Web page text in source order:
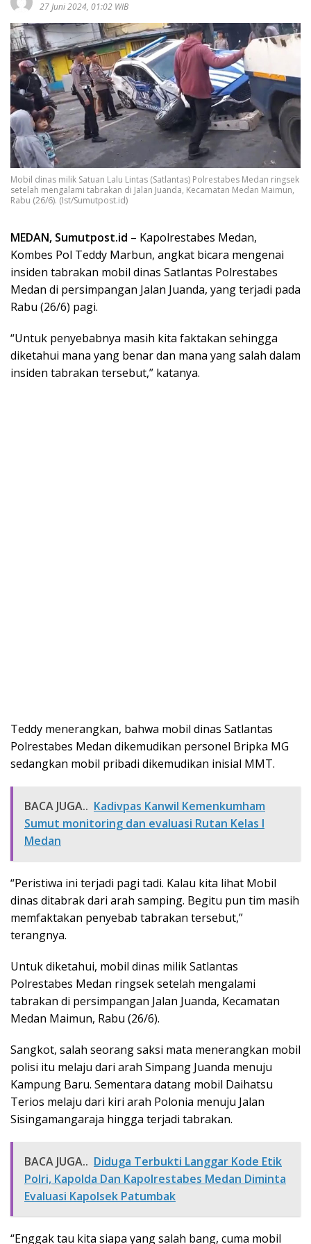
27 Juni 2024, 01:02 WIB
Mobil dinas milik Satuan Lalu Lintas (Satlantas) Polrestabes Medan ringsek
setelah mengalami tabrakan di Jalan Juanda, Kecamatan Medan Maimun,
Rabu (26/6). (Ist/Sumutpost.id)
MEDAN, Sumutpost.id – Kapolrestabes Medan,
Kombes Pol Teddy Marbun, angkat bicara mengenai
insiden tabrakan mobil dinas Satlantas Polrestabes
Medan di persimpangan Jalan Juanda, yang terjadi pada
Rabu (26/6) pagi.
“Untuk penyebabnya masih kita faktakan sehingga
diketahui mana yang benar dan mana yang salah dalam
insiden tabrakan tersebut,” katanya.
Teddy menerangkan, bahwa mobil dinas Satlantas
Polrestabes Medan dikemudikan personel Bripka MG
sedangkan mobil pribadi dikemudikan inisial MMT.
BACA JUGA.. Kadivpas Kanwil Kemenkumham
Sumut monitoring dan evaluasi Rutan Kelas I
Medan
“Peristiwa ini terjadi pagi tadi. Kalau kita lihat Mobil
dinas ditabrak dari arah samping. Begitu pun tim masih
memfaktakan penyebab tabrakan tersebut,”
terangnya.
Untuk diketahui, mobil dinas milik Satlantas
Polrestabes Medan ringsek setelah mengalami
tabrakan di persimpangan Jalan Juanda, Kecamatan
Medan Maimun, Rabu (26/6).
Sangkot, salah seorang saksi mata menerangkan mobil
polisi itu melaju dari arah Simpang Juanda menuju
Kampung Baru. Sementara datang mobil Daihatsu
Terios melaju dari kiri arah Polonia menuju Jalan
Sisingamangaraja hingga terjadi tabrakan.
BACA JUGA.. Diduga Terbukti Langgar Kode Etik
Polri, Kapolda Dan Kapolrestabes Medan Diminta
Evaluasi Kapolsek Patumbak
“Enggak tau kita siapa yang salah bang, cuma mobil